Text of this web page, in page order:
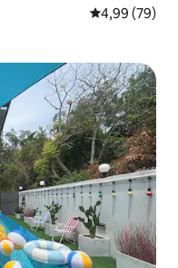
Средна
4,99 (79)